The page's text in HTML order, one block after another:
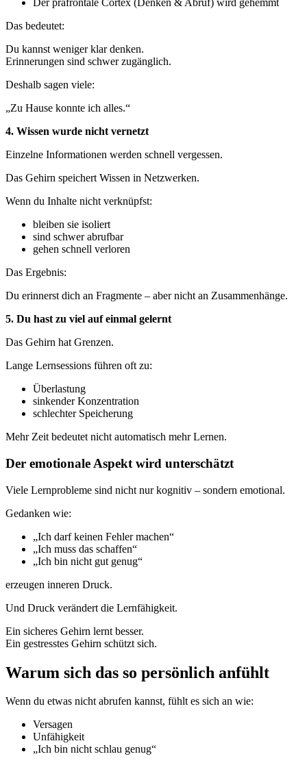
Der präfrontale Cortex (Denken & Abruf) wird gehemmt
Das bedeutet:
Du kannst weniger klar denken.
Erinnerungen sind schwer zugänglich.
Deshalb sagen viele:
„Zu Hause konnte ich alles.“
4. Wissen wurde nicht vernetzt
Einzelne Informationen werden schnell vergessen.
Das Gehirn speichert Wissen in Netzwerken.
Wenn du Inhalte nicht verknüpfst:
bleiben sie isoliert
sind schwer abrufbar
gehen schnell verloren
Das Ergebnis:
Du erinnerst dich an Fragmente – aber nicht an Zusammenhänge.
5. Du hast zu viel auf einmal gelernt
Das Gehirn hat Grenzen.
Lange Lernsessions führen oft zu:
Überlastung
sinkender Konzentration
schlechter Speicherung
Mehr Zeit bedeutet nicht automatisch mehr Lernen.
Der emotionale Aspekt wird unterschätzt
Viele Lernprobleme sind nicht nur kognitiv – sondern emotional.
Gedanken wie:
„Ich darf keinen Fehler machen“
„Ich muss das schaffen“
„Ich bin nicht gut genug“
erzeugen inneren Druck.
Und Druck verändert die Lernfähigkeit.
Ein sicheres Gehirn lernt besser.
Ein gestresstes Gehirn schützt sich.
Warum sich das so persönlich anfühlt
Wenn du etwas nicht abrufen kannst, fühlt es sich an wie:
Versagen
Unfähigkeit
„Ich bin nicht schlau genug“